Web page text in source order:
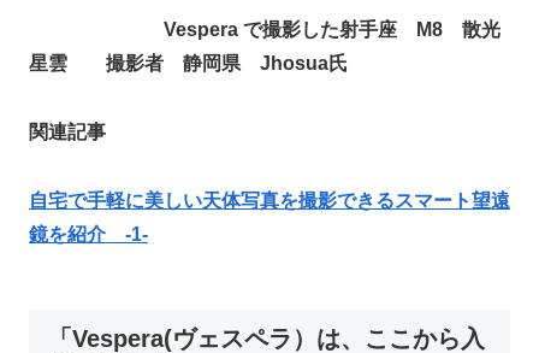
Vespera で撮影した射手座 M8 散光
星雲 撮影者 静岡県 Jhosua氏
関連記事
自宅で手軽に美しい天体写真を撮影できるスマート望遠
鏡を紹介 -1-
「Vespera(ヴェスペラ）は、ここから入